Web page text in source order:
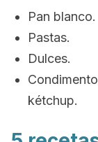
Pan blanco.
Pastas.
Dulces.
kétchup.